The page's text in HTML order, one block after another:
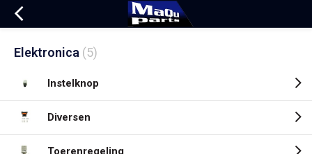
Elektronica (5)
Instelknop
Diversen
Toerenregeling